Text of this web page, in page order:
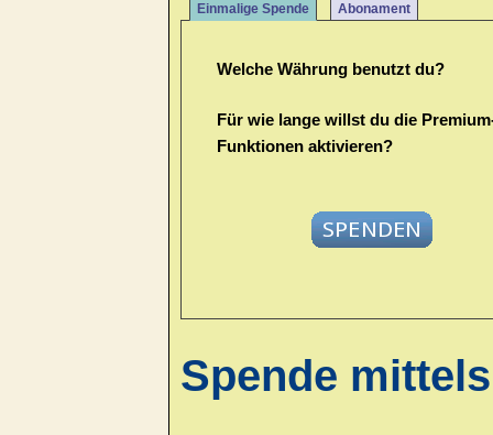
Einmalige Spende Abonament
Welche Währung benutzt du?
Für wie lange willst du die
Funktionen aktivieren?
Spende